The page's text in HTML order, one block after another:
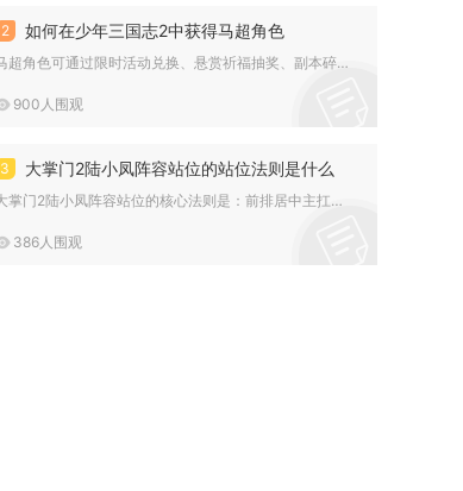
2 如何在少年三国志2中获得马超角色
马超角色可通过限时活动兑换、悬赏祈福抽奖、副本碎片积累、商店...
900人围观
3 大掌门2陆小凤阵容站位的站位法则是什么
大掌门2陆小凤阵容站位的核心法则是：前排居中主扛、对位敌方核...
386人围观